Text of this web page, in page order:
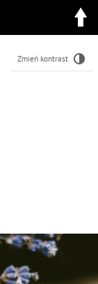
Zmień kontrast